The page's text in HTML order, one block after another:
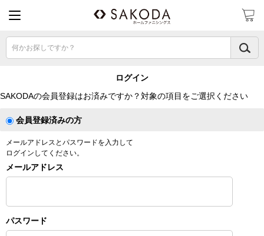
何かお探しですか？
ログイン
SAKODAの会員登録はお済みですか？対象の項目をご選択ください
会員登録済みの方
メールアドレスとパスワードを入力して
ログインしてください。
メールアドレス
パスワード